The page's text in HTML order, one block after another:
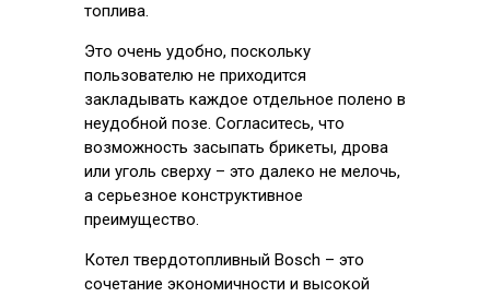
топлива.
Это очень удобно, поскольку
пользователю не приходится
закладывать каждое отдельное полено в
неудобной позе. Согласитесь, что
возможность засыпать брикеты, дрова
или уголь сверху – это далеко не мелочь,
а серьезное конструктивное
преимущество.
Котел твердотопливный Bosch – это
сочетание экономичности и высокой